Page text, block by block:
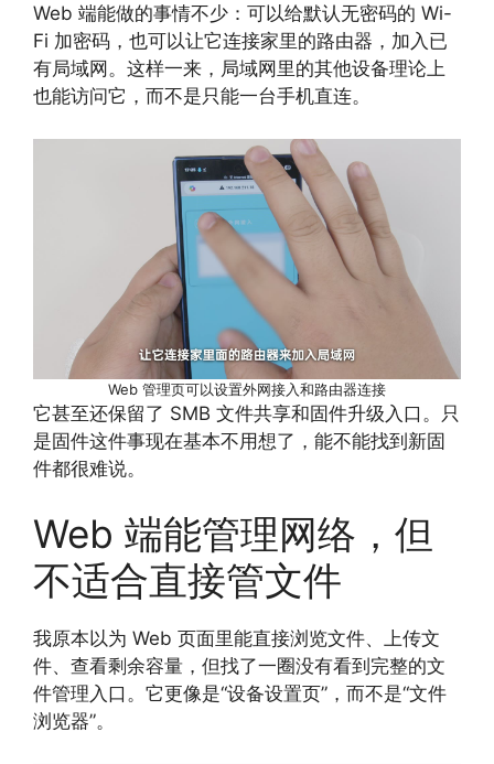
Web 端能做的事情不少：可以给默认无密码的 Wi-
Fi 加密码，也可以让它连接家里的路由器，加入已
有局域网。这样一来，局域网里的其他设备理论上
也能访问它，而不是只能一台手机直连。
Web 管理页可以设置外网接入和路由器连接
它甚至还保留了 SMB 文件共享和固件升级入口。只
是固件这件事现在基本不用想了，能不能找到新固
件都很难说。
Web 端能管理网络，但
不适合直接管文件
我原本以为 Web 页面里能直接浏览文件、上传文
件、查看剩余容量，但找了一圈没有看到完整的文
件管理入口。它更像是“设备设置页”，而不是“文件
浏览器”。